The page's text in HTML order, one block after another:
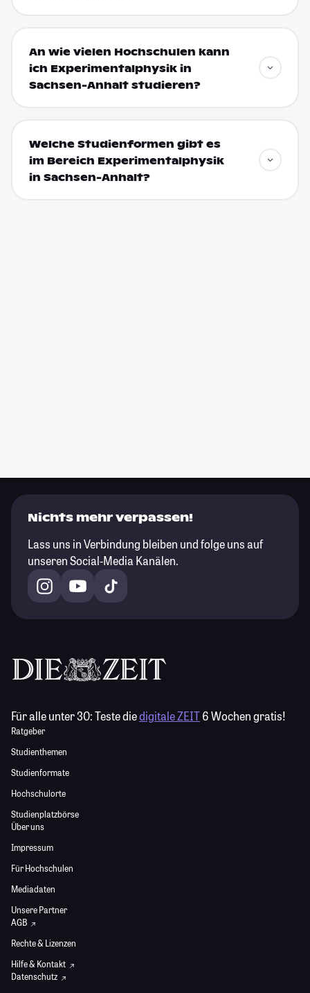
An wie vielen Hochschulen kann
ich Experimentalphysik in
Sachsen-Anhalt studieren?
Welche Studienformen gibt es
im Bereich Experimentalphysik
in Sachsen-Anhalt?
Nichts mehr verpassen!
Lass uns in Verbindung bleiben und folge uns auf
unseren Social-Media Kanälen.
Für alle unter 30:Teste diedigitale ZEIT6 Wochen gratis!
Ratgeber
Studienthemen
Studienformate
Hochschulorte
Studienplatzbörse
Über uns
Impressum
Für Hochschulen
Mediadaten
Unsere Partner
AGB
Rechte & Lizenzen
Hilfe & Kontakt
Datenschutz